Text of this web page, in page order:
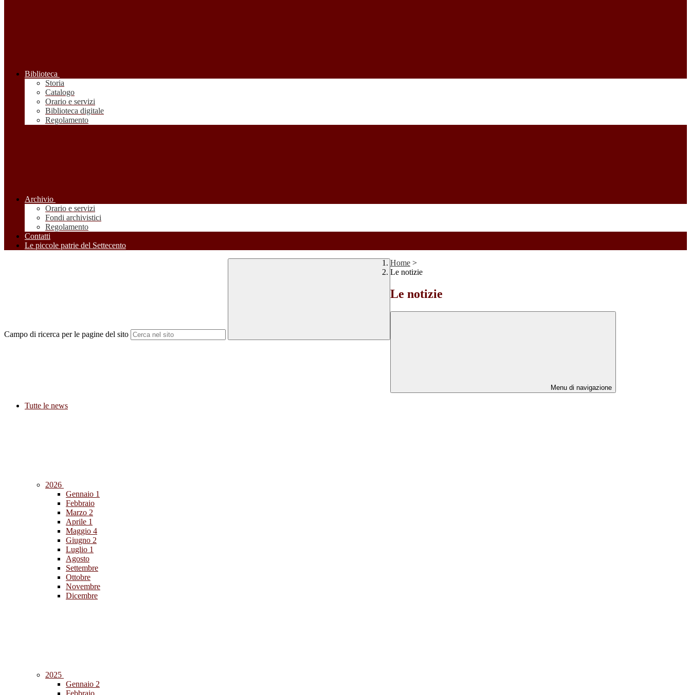
Biblioteca
Storia
Catalogo
Orario e servizi
Biblioteca digitale
Regolamento
Archivio
Orario e servizi
Fondi archivistici
Regolamento
Contatti
Le piccole patrie del Settecento
Campo di ricerca per le pagine del sito
Home >
Le notizie
Le notizie
Menu di navigazione
Tutte le news
2026
Gennaio 1
Febbraio
Marzo 2
Aprile 1
Maggio 4
Giugno 2
Luglio 1
Agosto
Settembre
Ottobre
Novembre
Dicembre
2025
Gennaio 2